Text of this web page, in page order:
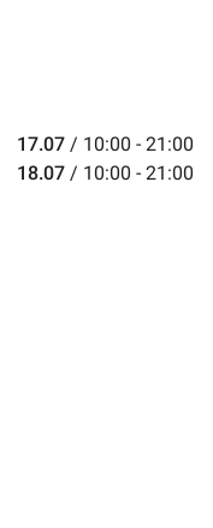
17.07 / 10:00 - 21:00
18.07 / 10:00 - 21:00